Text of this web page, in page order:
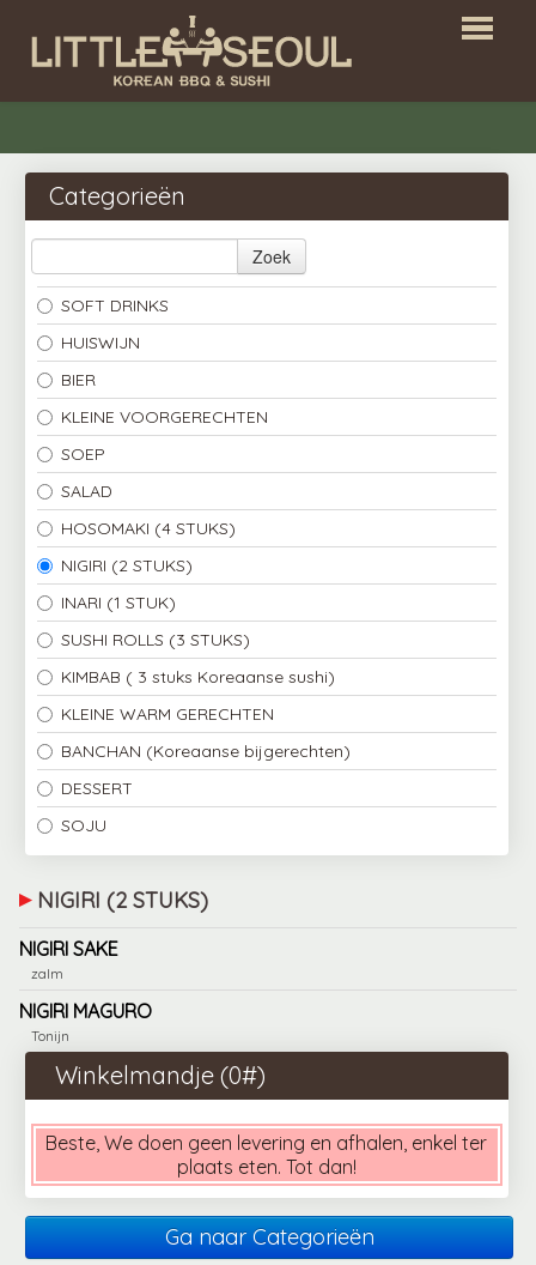
HOME
RESERVATIES
BESTELLEN
ALL YOU CAN EAT
LOGIN
CONTACT
Categorieën
Zoek
SOFT DRINKS
HUISWIJN
BIER
KLEINE VOORGERECHTEN
SOEP
SALAD
HOSOMAKI (4 STUKS)
NIGIRI (2 STUKS)
INARI (1 STUK)
SUSHI ROLLS (3 STUKS)
KIMBAB ( 3 stuks Koreaanse sushi)
KLEINE WARM GERECHTEN
BANCHAN (Koreaanse bijgerechten)
DESSERT
SOJU
NIGIRI (2 STUKS)
NIGIRI SAKE
zalm
NIGIRI MAGURO
Tonijn
Winkelmandje (0#)
Beste, We doen geen levering en afhalen, enkel ter
plaats eten. Tot dan!
Ga naar Categorieën